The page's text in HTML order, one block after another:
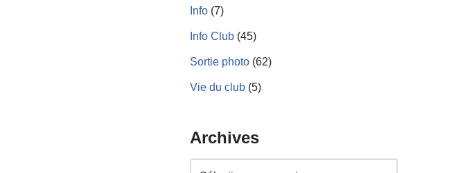
Info (7)
Info Club (45)
Sortie photo (62)
Vie du club (5)
Archives